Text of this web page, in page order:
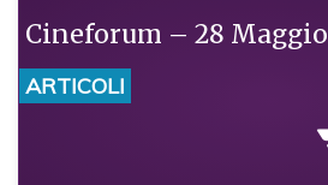
Cineforum – 28 Maggio
ARTICOLI